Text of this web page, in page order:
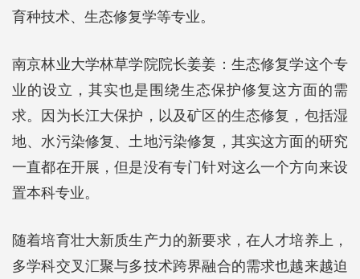
育种技术、生态修复学等专业。
南京林业大学林草学院院长姜姜：生态修复学这个专
业的设立，其实也是围绕生态保护修复这方面的需
求。因为长江大保护，以及矿区的生态修复，包括湿
地、水污染修复、土地污染修复，其实这方面的研究
一直都在开展，但是没有专门针对这么一个方向来设
置本科专业。
随着培育壮大新质生产力的新要求，在人才培养上，
多学科交叉汇聚与多技术跨界融合的需求也越来越迫